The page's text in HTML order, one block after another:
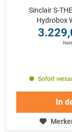
Sinclair S-
Hydrobox
Sofort
In